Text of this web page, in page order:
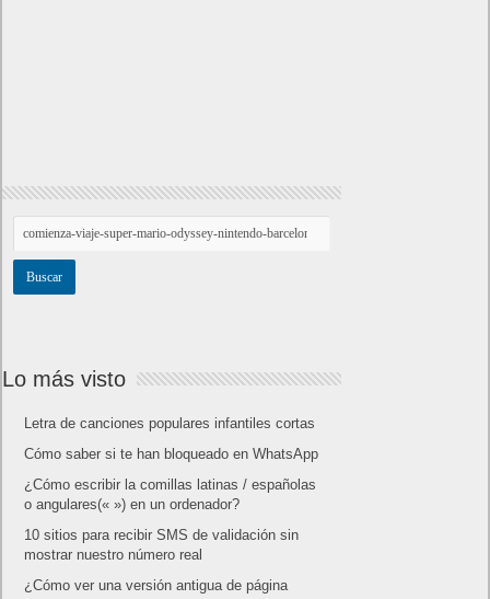
Lo más visto
Letra de canciones populares infantiles cortas
Cómo saber si te han bloqueado en WhatsApp
¿Cómo escribir la comillas latinas / españolas
o angulares(« ») en un ordenador?
10 sitios para recibir SMS de validación sin
mostrar nuestro número real
¿Cómo ver una versión antigua de página